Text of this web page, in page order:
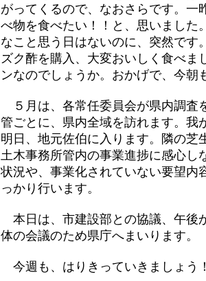
がってくるので、なおさらです。一
べ物を食べたい！！と、思いました
なこと思う日はないのに、突然です
ズク酢を購入、大変おいしく食べま
ンなのでしょうか。おかげで、今朝
５月は、各常任委員会が県内調査
管ごとに、県内全域を訪れます。我
明日、地元佐伯に入ります。隣の芝
土木事務所管内の事業進捗に感心し
状況や、事業化されていない要望内
っかり行います。
本日は、市建設部との協議、午後
体の会議のため県庁へまいります。
今週も、はりきっていきましょう